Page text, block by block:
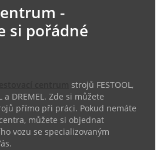
-
si pořádné
strojů FESTOOL,
a DREMEL. Zde si můžete
přímo při práci. Pokud nemáte
můžete si objednat
vozu se specializovaným